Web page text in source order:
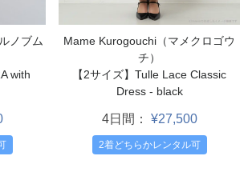
ノブム
with
Mame Kurogouchi（マメクロゴウ
チ）
【2サイズ】Tulle Lace Classic
Dress - black
4日間： ¥27,500
2着どちらかレンタル可